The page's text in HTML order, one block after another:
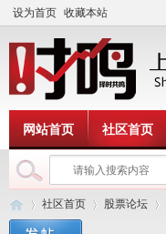
设为首页 收藏本站
网站首页 社区首页
社区首页 股票论坛